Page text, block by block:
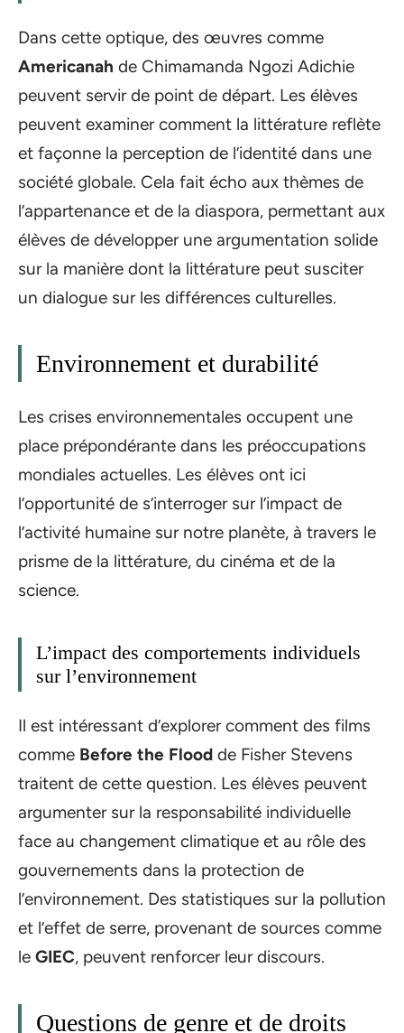
Dans cette optique, des œuvres comme
Americanah de Chimamanda Ngozi Adichie
peuvent servir de point de départ. Les élèves
peuvent examiner comment la littérature reflète
et façonne la perception de l’identité dans une
société globale. Cela fait écho aux thèmes de
l’appartenance et de la diaspora, permettant aux
élèves de développer une argumentation solide
sur la manière dont la littérature peut susciter
un dialogue sur les différences culturelles.
Environnement et durabilité
Les crises environnementales occupent une
place prépondérante dans les préoccupations
mondiales actuelles. Les élèves ont ici
l’opportunité de s’interroger sur l’impact de
l’activité humaine sur notre planète, à travers le
prisme de la littérature, du cinéma et de la
science.
L’impact des comportements individuels
sur l’environnement
Il est intéressant d’explorer comment des films
comme Before the Flood de Fisher Stevens
traitent de cette question. Les élèves peuvent
argumenter sur la responsabilité individuelle
face au changement climatique et au rôle des
gouvernements dans la protection de
l’environnement. Des statistiques sur la pollution
et l’effet de serre, provenant de sources comme
le GIEC, peuvent renforcer leur discours.
Questions de genre et de droits